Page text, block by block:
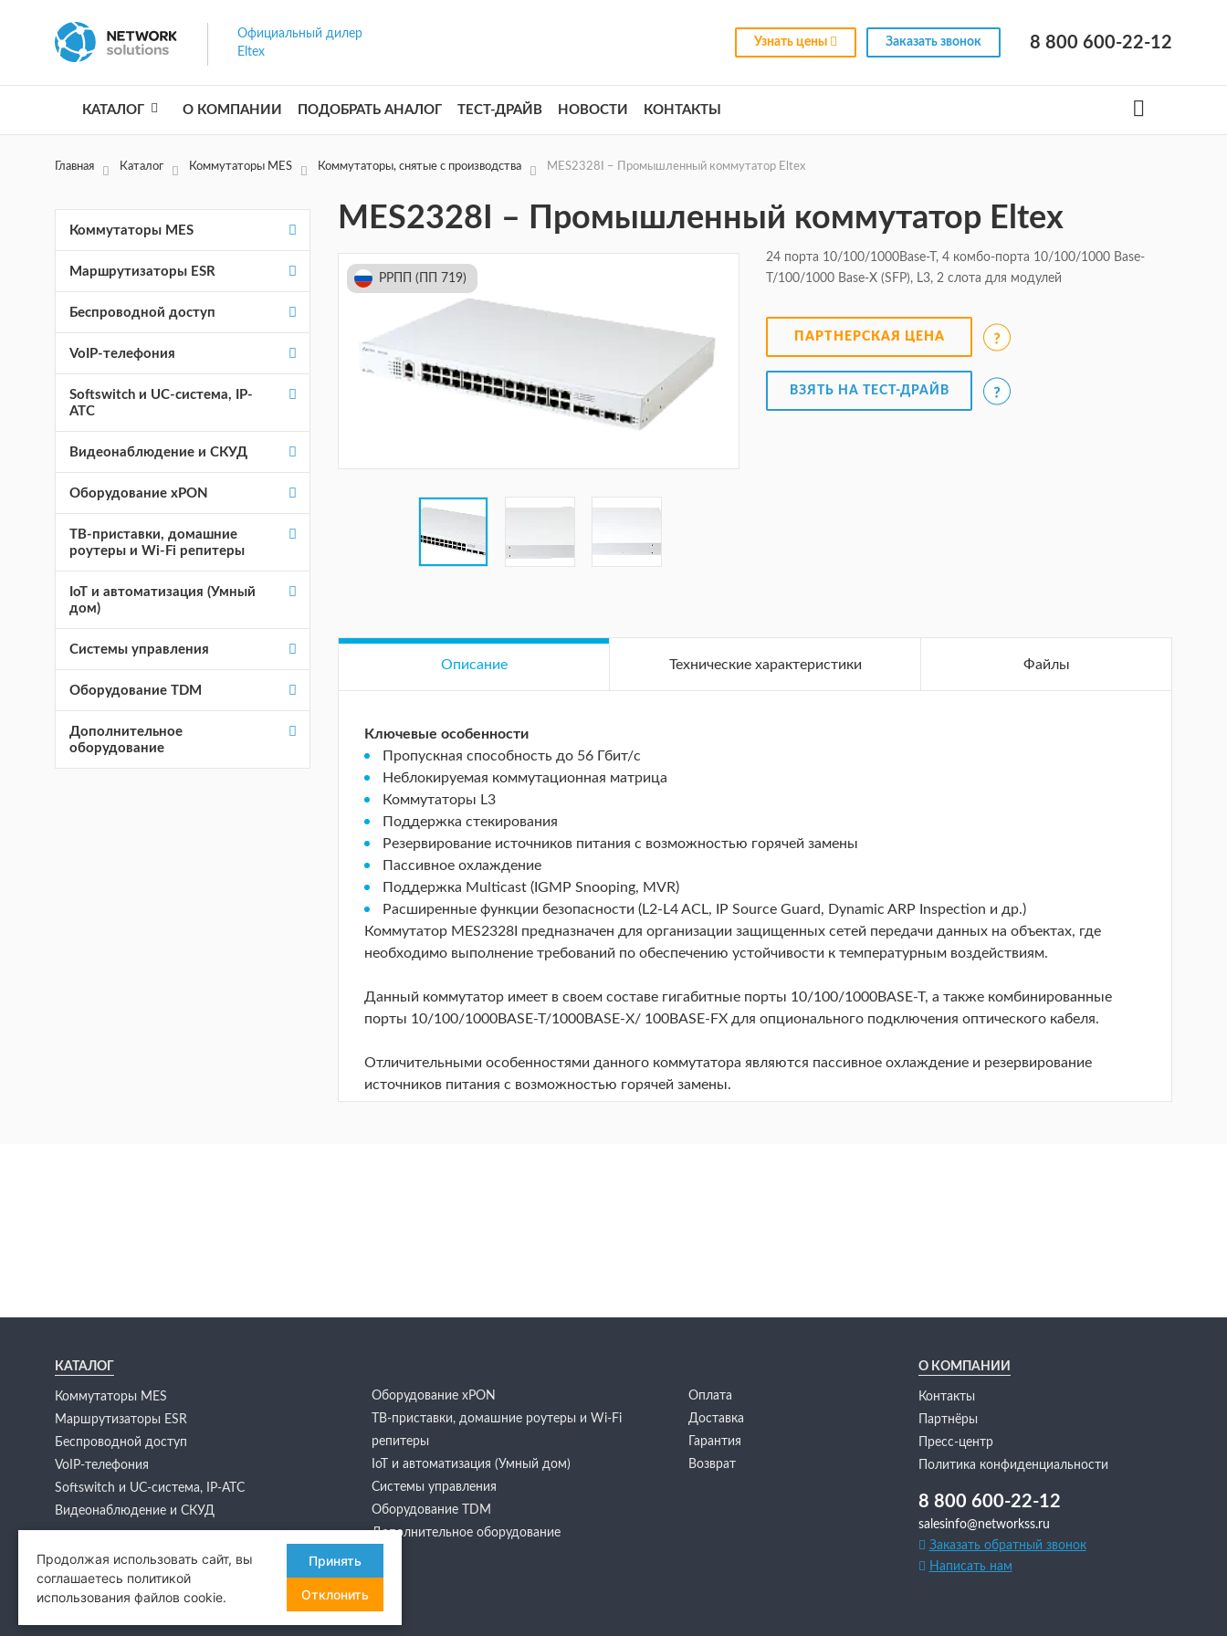
Официальный дилер
Eltex
Узнать цены Заказать звонок 8 800 600-22-12
КАТАЛОГ О КОМПАНИИ ПОДОБРАТЬ АНАЛОГ ТЕСТ-ДРАЙВ НОВОСТИ КОНТАКТЫ
Главная Каталог Коммутаторы MES Коммутаторы, cнятые с производства MES2328I – Промышленный коммутатор Eltex
Коммутаторы MES
Маршрутизаторы ESR
Беспроводной доступ
VoIP-телефония
Softswitch и UC-система, IP-
АТС
Видеонаблюдение и СКУД
Оборудование хPON
ТВ-приставки, домашние
роутеры и Wi-Fi репитеры
IoT и автоматизация (Умный
дом)
Системы управления
Оборудование TDM
Дополнительное
оборудование
MES2328I – Промышленный коммутатор Eltex
РРПП (ПП 719)
24 порта 10/100/1000Base-T, 4 комбо-порта 10/100/1000 Base-
T/100/1000 Base-X (SFP), L3, 2 слота для модулей
ПАРТНЕРСКАЯ ЦЕНА
ВЗЯТЬ НА ТЕСТ-ДРАЙВ
Описание Технические характеристики Файлы
Ключевые особенности
Пропускная способность до 56 Гбит/c
Неблокируемая коммутационная матрица
Коммутаторы L3
Поддержка стекирования
Резервирование источников питания с возможностью горячей замены
Пассивное охлаждение
Поддержка Multicast (IGMP Snooping, MVR)
Расширенные функции безопасности (L2-L4 ACL, IP Source Guard, Dynamic ARP Inspection и др.)
Коммутатор MES2328I предназначен для организации защищенных сетей передачи данных на объектах, где
необходимо выполнение требований по обеспечению устойчивости к температурным воздействиям.
Данный коммутатор имеет в своем составе гигабитные порты 10/100/1000BASE-T, а также комбинированные
порты 10/100/1000BASE-T/1000BASE-X/ 100BASE-FX для опционального подключения оптического кабеля.
Отличительными особенностями данного коммутатора являются пассивное охлаждение и резервирование
источников питания с возможностью горячей замены.
КАТАЛОГ
Коммутаторы MES
Маршрутизаторы ESR
Беспроводной доступ
VoIP-телефония
Softswitch и UC-система, IP-АТС
Видеонаблюдение и СКУД
Оборудование хPON
ТВ-приставки, домашние роутеры и Wi-Fi
репитеры
IoT и автоматизация (Умный дом)
Системы управления
Оборудование TDM
Дополнительное оборудование
Оплата
Доставка
Гарантия
Возврат
О КОМПАНИИ
Контакты
Партнёры
Пресс-центр
Политика конфиденциальности
8 800 600-22-12
salesinfo@networkss.ru
Заказать обратный звонок
Написать нам
Продолжая использовать сайт, вы
соглашаетесь политикой
использования файлов cookie.
Принять
Отклонить